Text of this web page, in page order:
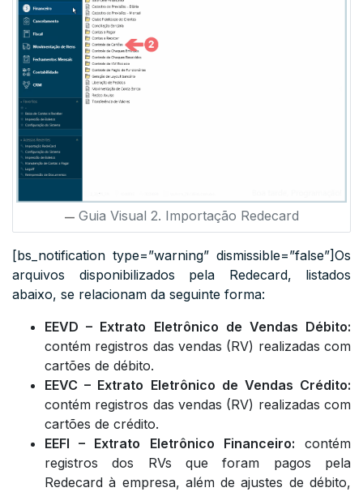
Guia Visual 2. Importação Redecard
[bs_notification type=”warning” dismissible=”false”]Os
arquivos disponibilizados pela Redecard, listados
abaixo, se relacionam da seguinte forma:
EEVD – Extrato Eletrônico de Vendas Débito:
contém registros das vendas (RV) realizadas com
cartões de débito.
EEVC – Extrato Eletrônico de Vendas Crédito:
contém registros das vendas (RV) realizadas com
cartões de crédito.
EEFI – Extrato Eletrônico Financeiro: contém
registros dos RVs que foram pagos pela
Redecard à empresa, além de ajustes de débito,